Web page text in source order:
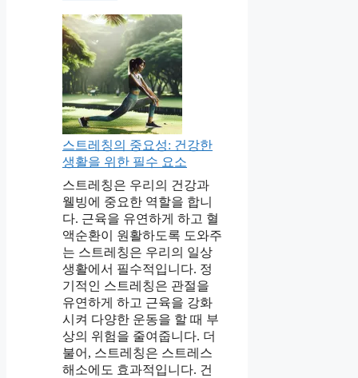
스트레칭의 중요성: 건강한
생활을 위한 필수 요소
스트레칭은 우리의 건강과
웰빙에 중요한 역할을 합니
다. 근육을 유연하게 하고 혈
액순환이 원활하도록 도와주
는 스트레칭은 우리의 일상
생활에서 필수적입니다. 정
기적인 스트레칭은 관절을
유연하게 하고 근육을 강화
시켜 다양한 운동을 할 때 부
상의 위험을 줄여줍니다. 더
불어, 스트레칭은 스트레스
해소에도 효과적입니다. 건